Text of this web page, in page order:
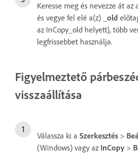
Keresse meg és nevezze át
és vegye fel elé a(z) _old
az InCopy_old helyett), több
legfrissebbet használja.
Figyelmeztető
visszaállítása
Válassza ki a Szerkesztés >
(Windows) vagy az InCopy >